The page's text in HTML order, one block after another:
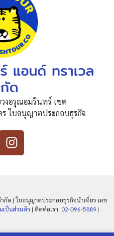
แอนด์ ทราเวล
ด
อรุณอมรินทร์ เขต
ใบอนุญาตประกอบธุรกิจ
ด | ใบอนุญาตประกอบธุรกิจนำเที่ยว เลข
เป็นส่วนตัว | ติดต่อเรา: 02-096-5889 |